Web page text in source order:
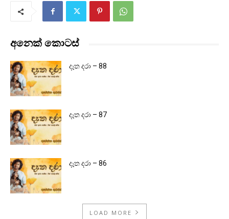
අනෙක් කොටස්
දෑත දරා – 88
දෑත දරා – 87
දෑත දරා – 86
LOAD MORE